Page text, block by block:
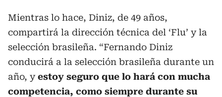
Mientras lo hace, Diniz, de 49 años,
compartirá la dirección técnica del ‘Flu’ y la
selección brasileña. “Fernando Diniz
conducirá a la selección brasileña durante un
año, yestoy seguro que lo hará con mucha
competencia, como siempre durante su